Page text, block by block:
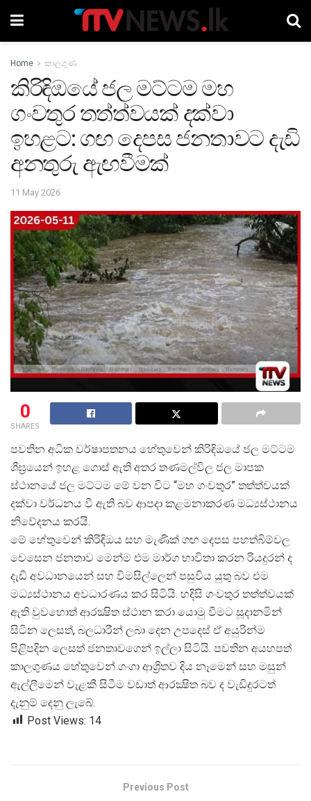
Home කාලගුණ
කිරිඳිඔයේ ජල මට්ටම මහ
ගංවතුර තත්ත්වයක් දක්වා
ඉහළට: ගඟ දෙපස ජනතාවට දැඩි
අනතුරු ඇඟවීමක්
11 May 2026
0
SHARES
පවතින අධික වර්ෂාපතනය හේතුවෙන් කිරිඳිඔයේ ජල මට්ටම
ශීඝ්රයෙන් ඉහළ ගොස් ඇති අතර තණමල්විල ජල මාපක
ස්ථානයේ ජල මට්ටම මේ වන විට “මහ ගංවතුර” තත්ත්වයක්
දක්වා වර්ධනය වී ඇති බව ආපදා කළමනාකරණ මධ්යස්ථානය
නිවේදනය කරයි.
මේ හේතුවෙන් කිරිඳිඔය සහ මැණික් ගඟ දෙපස පහත්බිම්වල
වෙසෙන ජනතාව මෙන්ම එම මාර්ග භාවිතා කරන රියදුරන් ද
දැඩි අවධානයෙන් සහ විමසිල්ලෙන් පසුවිය යුතු බව එම
මධ්යස්ථානය අවධාරණය කර සිටියි. හදිසි ගංවතුර තත්ත්වයක්
ඇති වුවහොත් ආරක්ෂිත ස්ථාන කරා යොමු වීමට සූදානමින්
සිටින ලෙසත්, බලධාරීන් ලබා දෙන උපදෙස් ඒ අයුරින්ම
පිළිපදින ලෙසත් ජනතාවගෙන් ඉල්ලා සිටියි. පවතින අයහපත්
කාලගුණය හේතුවෙන් ගංගා ආශ්රිතව දිය නෑමෙන් සහ මසුන්
ඇල්ලීමෙන් වැළකී සිටීම වඩාත් ආරක්ෂිත බව ද වැඩිදුරටත්
දැනුම් දෙනු ලැබේ.
Post Views: 14
Previous Post